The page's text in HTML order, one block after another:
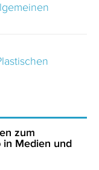
zum
in Medien und